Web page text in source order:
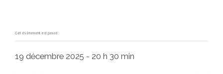
Cet évènement est passé
19 décembre 2025 - 20 h 30 min